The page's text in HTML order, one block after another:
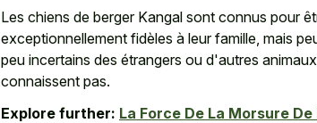
Les chiens de berger Kangal sont connus pour
exceptionnellement fidèles à leur famille, mais
peu incertains des étrangers ou d'autres
connaissent pas.
Explore further: La Force De La Morsure